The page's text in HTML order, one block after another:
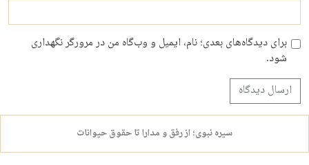
برای دیدگاه‌های بعدی؛ نام، ایمیل و وب‌گاه من در مرورگر نگهداری
شود.
سیره نبوی؛ از رفق و مدارا تا حقوق حیوانات